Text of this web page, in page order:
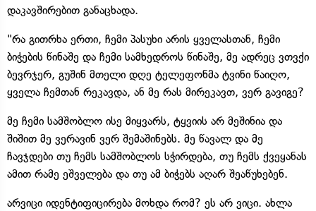
დაკავშირებით განაცხადა.
"რა გითრხა ერთი, ჩემი პასუხი არის ყველასთან, ჩემი
ბიჭების წინაშე და ჩემი სამხედროს წინაშე, მე ადრეც ვთვქი
ბევრჯერ, გუშინ მთელი დღე ტელეფონმა ტვინი წაიღო,
ყველა ჩემთან რეკავდა, ან მე რას მირეკავთ, ვერ გავიგე?
მე ჩემი სამშობლო ისე მიყვარს, ტყვიის არ მეშინია და
შიშით მე ვერავინ ვერ შემაშინებს. მე წავალ და მე
ჩავჯდები თუ ჩემს სამშობლოს სჭირდება, თუ ჩემს ქვეყანას
ამით რამე ეშველება და თუ ამ ბიჭებს აღარ შეაწუხებენ.
არვიცი იდენტიფიცირება მოხდა რომ? ეს არ ვიცი. ახლა